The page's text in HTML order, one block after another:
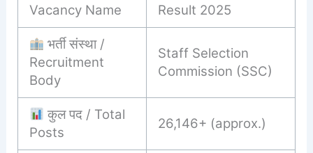
Vacancy Name
Result 2025
भर्ती संस्था /
Recruitment
Body
Staff Selection
Commission (SSC)
कुल पद / Total
Posts
26,146+ (approx.)